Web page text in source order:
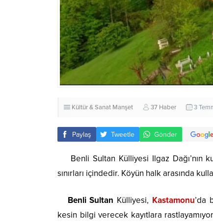
Kültür & Sanat Manşet 37 Haber 3
Paylaş Tweetle Gönder
Benli Sultan Külliyesi Ilgaz Dağı’nın
sınırları içindedir. Köyün halk arasında
Benli Sultan Külliyesi, Kastamonu’da
kesin bilgi verecek kayıtlara